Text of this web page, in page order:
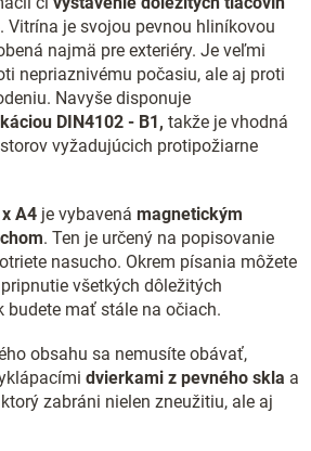
. Vitrína je svojou pevnou hliníkovou
najmä pre exteriéry. Je veľmi
nepriaznivému počasiu, ale aj proti
Navyše disponuje
DIN4102 - B1, takže je vhodná
vyžadujúcich protipožiarne
A4 je vybavená magnetickým
. Ten je určený na popisovanie
nasucho. Okrem písania môžete
všetkých dôležitých
budete mať stále na očiach.
obsahu sa nemusíte obávať,
dvierkami z pevného skla a
ktorý zabráni nielen zneužitiu, ale aj